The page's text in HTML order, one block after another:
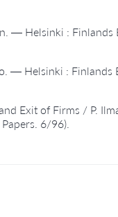
— Helsinki : Finlands
— Helsinki : Finlands
Exit of Firms / P.
6/96).